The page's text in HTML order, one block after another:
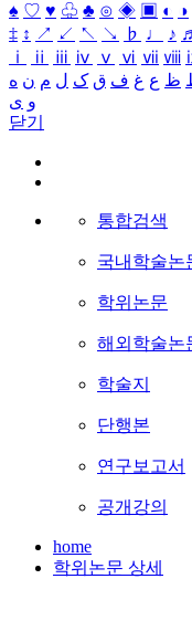
♠ ♡ ♥ ♧ ♣ ⊙ ◈ ▣ ◐ ◑
‡ ↕ ↗ ↙ ↖ ↘ ♭ ♩ ♪ ♬
ⅰ
ⅱ ⅲ ⅳ ⅴ ⅵ ⅶ ⅷ
ظ ع غ ف ق ک ل م ن ه
و ی
닫기
통합검색
국내학술논
학위논문
해외학술논
학술지
단행본
연구보고서
공개강의
home
학위논문 상세